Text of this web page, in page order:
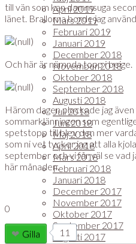
April 2019
Mars 2019
Februari 2019
Januari 2019
December 2018
November 2018
Oktober 2018
September 2018
Augusti 2018
Juli 2018
Juni 2018
Maj 2018
April 2018
Mars 2018
Februari 2018
Januari 2018
December 2017
November 2017
Oktober 2017
September 2017
Augusti 2017
till vän som kan dammsuga
länet. Brallorna borde jag
Och här är nämnda topp i beige.
Härom dagen plockade jag
sommarklänningen som
spetstopp till blev den mer
som ni vet tycker jag att alla
september och vi får väl se vad
här månaden.
0
11
Gilla